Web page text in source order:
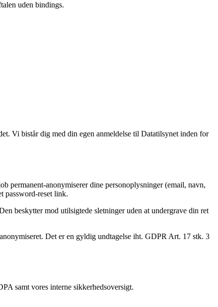
uden bindings.
Vi bistår dig med din egen anmeldelse til Datatilsynet inden for
permanent-anonymiserer dine personoplysninger (email, navn,
password-reset link.
beskytter mod utilsigtede sletninger uden at undergrave din ret
Det er en gyldig undtagelse iht. GDPR Art. 17 stk. 3
samt vores interne sikkerhedsoversigt.